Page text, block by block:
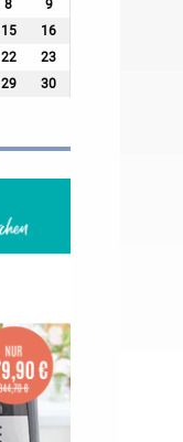
8
9
15
16
22
23
29
30